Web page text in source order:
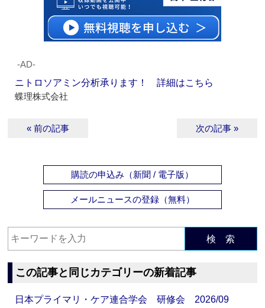
‐AD‐
ニトロソアミン分析承ります！ 詳細はこちら
蝶理株式会社
« 前の記事 次の記事 »
購読の申込み（新聞 / 電子版）
メールニュースの登録（無料）
検 索
この記事と同じカテゴリーの新着記事
日本プライマリ・ケア連合学会 研修会 2026/09